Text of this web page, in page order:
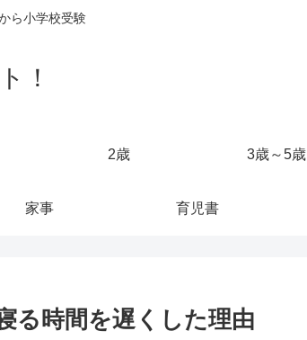
ら小学校受験
！
2歳 3歳～5歳
家事 育児書
る時間を遅くした理由